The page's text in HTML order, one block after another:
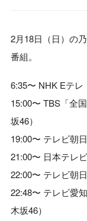
2月18日（日）の
番組。
6:35〜 NHK Eテレ
15:00〜 TBS「全
坂46）
19:00〜 テレビ朝
21:00〜 日本テレ
22:00〜 テレビ朝
22:48〜 テレビ愛
木坂46）